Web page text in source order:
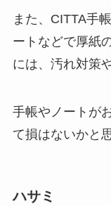
また、CITTA手
ートなどで厚紙
には、汚れ対策
手帳やノートが
て損はないかと
ハサミ